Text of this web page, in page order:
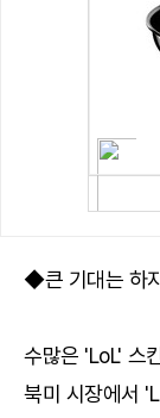
◆큰 기대는 하
수많은 'LoL' 스
북미 시장에서